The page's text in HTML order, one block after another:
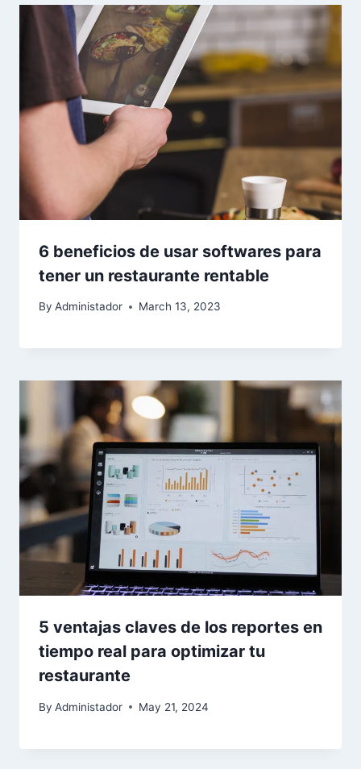
6 beneficios de usar softwares para
tener un restaurante rentable
By Administador March 13, 2023
5 ventajas claves de los reportes en
tiempo real para optimizar tu
restaurante
By Administador May 21, 2024